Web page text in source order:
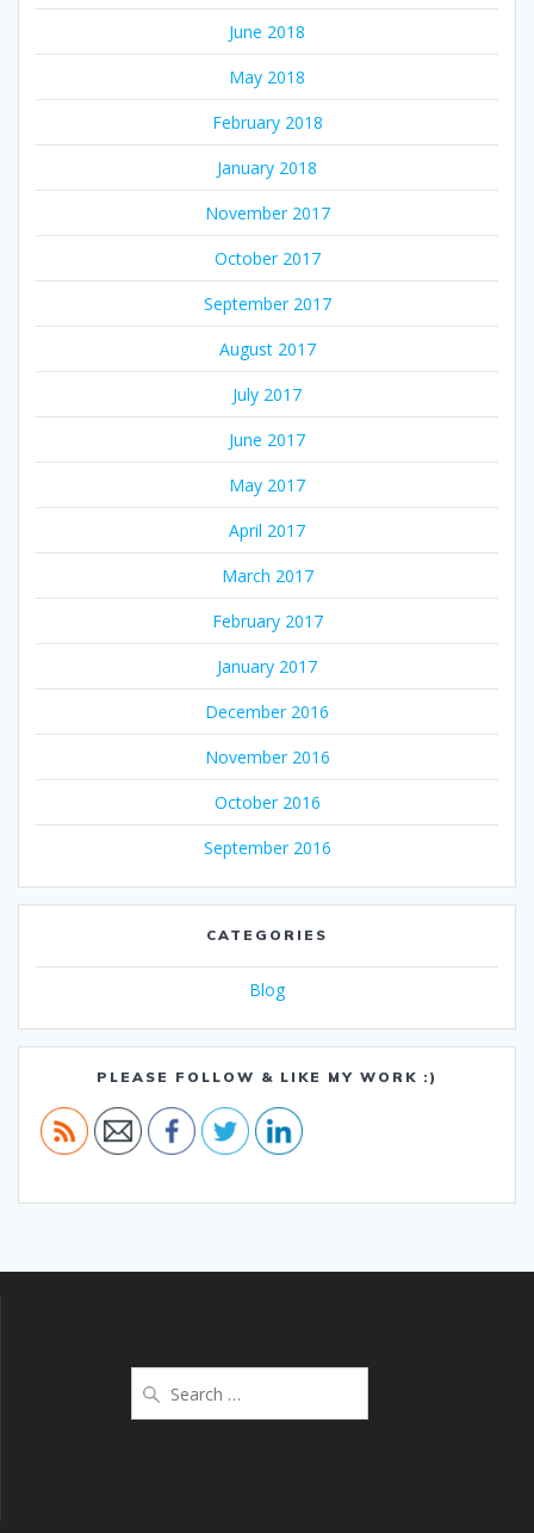
June 2018
May 2018
February 2018
January 2018
November 2017
October 2017
September 2017
August 2017
July 2017
June 2017
May 2017
April 2017
March 2017
February 2017
January 2017
December 2016
November 2016
October 2016
September 2016
CATEGORIES
Blog
PLEASE FOLLOW & LIKE MY WORK :)